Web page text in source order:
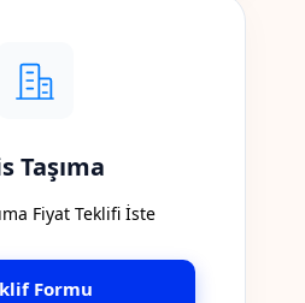
Taşıma
Fiyat Teklifi İste
Formu